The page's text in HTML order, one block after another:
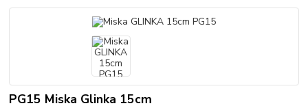
PG15 Miska Glinka 15cm